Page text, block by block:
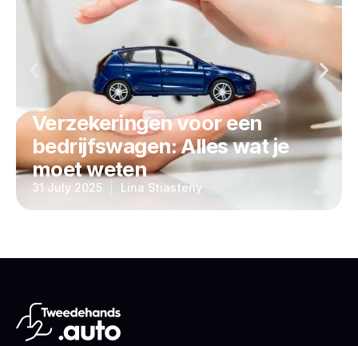
Verzekeringen voor een
bedrijfswagen: Alles wat je
moet weten
31 July 2025 Lina Stiasteny